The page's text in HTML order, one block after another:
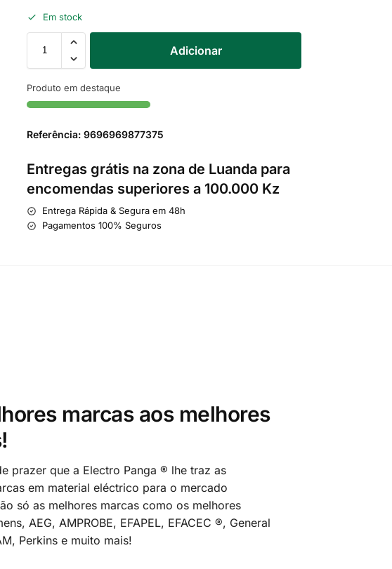
Em stock
Adicionar
Produto em destaque
Referência: 9696969877375
Entregas grátis na zona de Luanda para
encomendas superiores a 100.000 Kz
Entrega Rápida & Segura em 48h
Pagamentos 100% Seguros
marcas aos melhores
prazer que a Electro Panga ® lhe traz as
em material eléctrico para o mercado
só as melhores marcas como os melhores
AEG, AMPROBE, EFAPEL, EFACEC ®, General
Perkins e muito mais!